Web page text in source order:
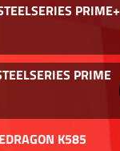
PRIME+
PRIME
K585